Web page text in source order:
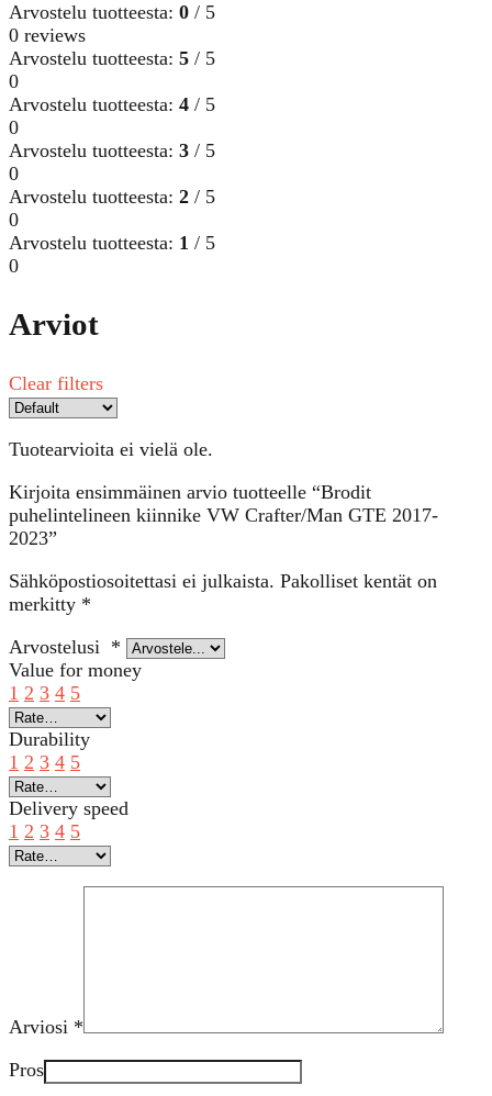
Arvostelu tuotteesta: 0 / 5
0 reviews
Arvostelu tuotteesta: 5 / 5
0
Arvostelu tuotteesta: 4 / 5
0
Arvostelu tuotteesta: 3 / 5
0
Arvostelu tuotteesta: 2 / 5
0
Arvostelu tuotteesta: 1 / 5
0
Arviot
Clear filters
Tuotearvioita ei vielä ole.
Kirjoita ensimmäinen arvio tuotteelle “Brodit
puhelintelineen kiinnike VW Crafter/Man GTE 2017-
2023”
Sähköpostiosoitettasi ei julkaista. Pakolliset kentät on
merkitty *
Arvostelusi *
Value for money
1 2 3 4 5
Durability
1 2 3 4 5
Delivery speed
1 2 3 4 5
Arviosi *
Pros